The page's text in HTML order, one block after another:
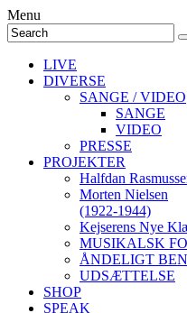
Menu
LIVE
DIVERSE
SANGE / VIDEO
SANGE
VIDEO
PRESSE
PROJEKTER
Halfdan
Morten Nielsen
(1922-1944)
Kejserens Nye
MUSIKALSK
ÅNDELIGT
UDSÆTTELSE
SHOP
SPEAK